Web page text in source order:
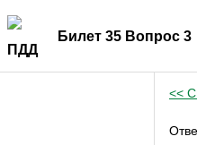
Билет 35 Вопрос 3
<<